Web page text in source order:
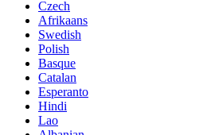
Czech
Afrikaans
Swedish
Polish
Basque
Catalan
Esperanto
Hindi
Lao